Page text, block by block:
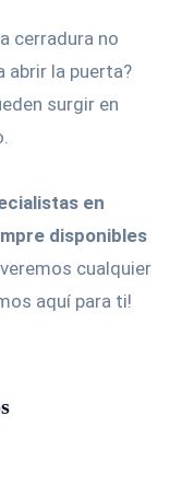
cerradura no
abrir la puerta?
surgir en
en
disponibles
cualquier
aquí para ti!